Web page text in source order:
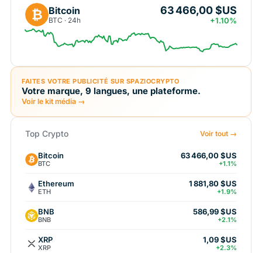
₿ Bitcoin
BTC · 24h
63 466,00 $US
+1.10%
FAITES VOTRE PUBLICITÉ SUR SPAZIOCRYPTO
Votre marque, 9 langues, une plateforme.
Voir le kit média →
Top Crypto Voir tout →
Bitcoin
BTC
63 466,00 $US
+1.1%
Ethereum
ETH
1 881,80 $US
+1.9%
BNB
BNB
586,99 $US
+2.1%
XRP
XRP
1,09 $US
+2.3%